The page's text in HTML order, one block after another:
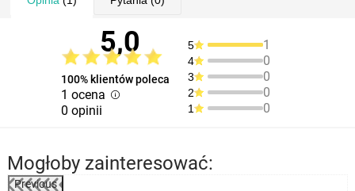
5,0
100% klientów poleca
1 ocena
0 opinii
5 1
4 0
3 0
2 0
1 0
Mogłoby zainteresować:
Previous